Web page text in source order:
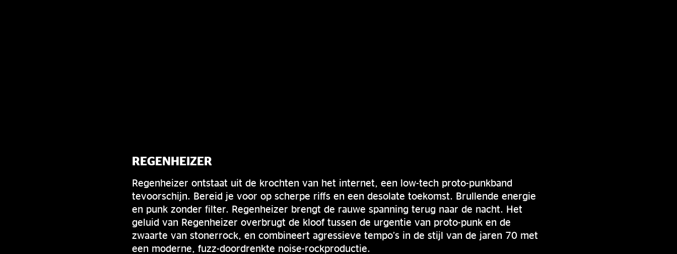
REGENHEIZER
Regenheizer ontstaat uit de krochten van het internet, een low-tech proto-punkband
tevoorschijn. Bereid je voor op scherpe riffs en een desolate toekomst. Brullende energie
en punk zonder filter. Regenheizer brengt de rauwe spanning terug naar de nacht. Het
geluid van Regenheizer overbrugt de kloof tussen de urgentie van proto-punk en de
zwaarte van stonerrock, en combineert agressieve tempo’s in de stijl van de jaren 70 met
een moderne, fuzz-doordrenkte noise-rockproductie.